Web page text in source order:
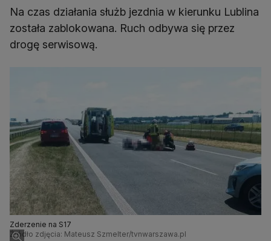
Na czas działania służb jezdnia w kierunku Lublina
została zablokowana. Ruch odbywa się przez
drogę serwisową.
Zderzenie na S17
Źródło zdjęcia: Mateusz Szmelter/tvnwarszawa.pl